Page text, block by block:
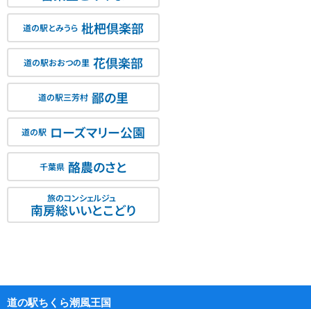
道の駅とみうら 枇杷倶楽部
道の駅おおつの里 花倶楽部
道の駅三芳村 鄙の里
道の駅 ローズマリー公園
千葉県 酪農のさと
旅のコンシェルジュ
南房総いいとこどり
道の駅ちくら潮風王国